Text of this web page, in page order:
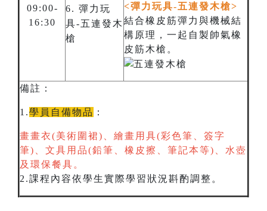
09:00-
16:30
6. 彈力玩
具-五連發木
槍
<彈力玩具-五連發木槍>
結合橡皮筋彈力與機械結
構原理，一起自製帥氣橡
皮筋木槍。
備註：
1.學員自備物品 ：
畫畫衣(美術圍裙)、繪畫用具(彩色筆、簽字
筆)、文具用品(鉛筆、橡皮擦、筆記本等)、水壺
及環保餐具。
2.課程內容依學生實際學習狀況斟酌調整。